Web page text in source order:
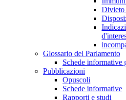
Divieto
Glossario del Parlamento
Schede informative
Pubblicazioni
Opuscoli
Schede informative
Rapporti e studi